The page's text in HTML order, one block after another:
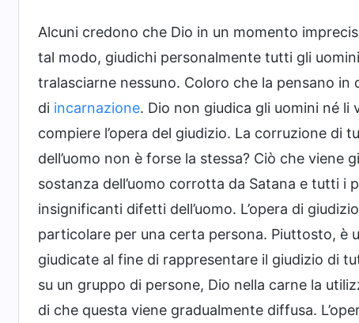
Alcuni credono che Dio in un momento
tal modo, giudichi personalmente tutti gli
tralasciarne nessuno. Coloro che la pensano
di incarnazione. Dio non giudica gli uomini né
compiere l’opera del giudizio. La corruzione di
dell’uomo non è forse la stessa? Ciò che
sostanza dell’uomo corrotta da Satana e tutti i
insignificanti difetti dell’uomo. L’opera di
particolare per una certa persona. Piuttosto, è
giudicate al fine di rappresentare il giudizio di
su un gruppo di persone, Dio nella carne la
di che questa viene gradualmente diffusa.